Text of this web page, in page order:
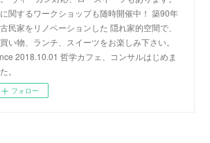
関するワークショップも随時開催中！ 築90年
民家をリノベーションした 隠れ家的空間で、
い物、ランチ、スイーツをお楽しみ下さい。
2018.10.01 哲学カフェ、コンサルはじめま
。
フォロー